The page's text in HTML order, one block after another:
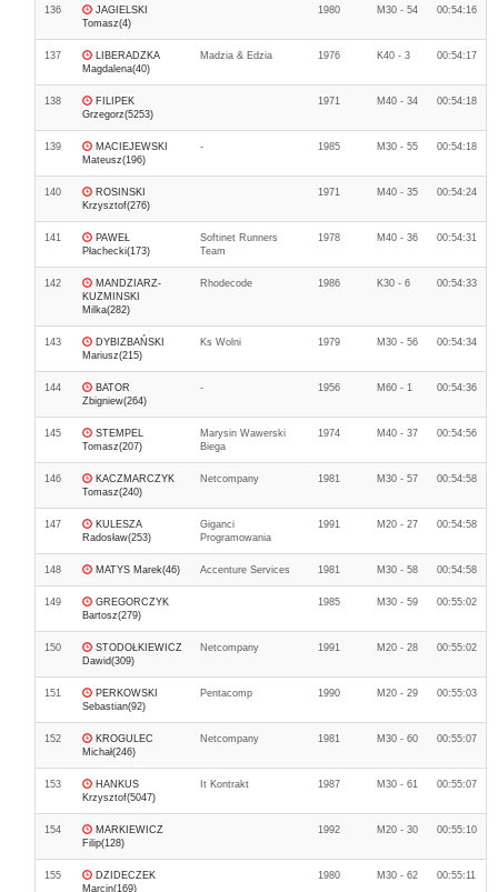
136
JAGIELSKI
Tomasz(4)
1980 M30 - 54 00:54:16
137
LIBERADZKA
Magdalena(40)
Madzia & Edzia 1976 K40 - 3 00:54:17
138
FILIPEK
Grzegorz(5253)
1971 M40 - 34 00:54:18
139
MACIEJEWSKI
Mateusz(196)
- 1985 M30 - 55 00:54:18
140
ROSINSKI
Krzysztof(276)
1971 M40 - 35 00:54:24
141
PAWEŁ
Płachecki(173)
Softinet Runners
Team
1978 M40 - 36 00:54:31
142
MANDZIARZ-
KUZMINSKI
Milka(282)
Rhodecode 1986 K30 - 6 00:54:33
143
DYBIZBAŃSKI
Mariusz(215)
Ks Wolni 1979 M30 - 56 00:54:34
144
BATOR
Zbigniew(264)
- 1956 M60 - 1 00:54:36
145
STEMPEL
Tomasz(207)
Marysin Wawerski
Biega
1974 M40 - 37 00:54:56
146
KACZMARCZYK
Tomasz(240)
Netcompany 1981 M30 - 57 00:54:58
147
KULESZA
Radosław(253)
Giganci
Programowania
1991 M20 - 27 00:54:58
148 MATYS Marek(46) Accenture Services 1981 M30 - 58 00:54:58
149
GREGORCZYK
Bartosz(279)
1985 M30 - 59 00:55:02
150
STODOŁKIEWICZ
Dawid(309)
Netcompany 1991 M20 - 28 00:55:02
151
PERKOWSKI
Sebastian(92)
Pentacomp 1990 M20 - 29 00:55:03
152
KROGULEC
Michał(246)
Netcompany 1981 M30 - 60 00:55:07
153
HANKUS
Krzysztof(5047)
It Kontrakt 1987 M30 - 61 00:55:07
154
MARKIEWICZ
Filip(128)
1992 M20 - 30 00:55:10
155
DZIDECZEK
Marcin(169)
1980 M30 - 62 00:55:11